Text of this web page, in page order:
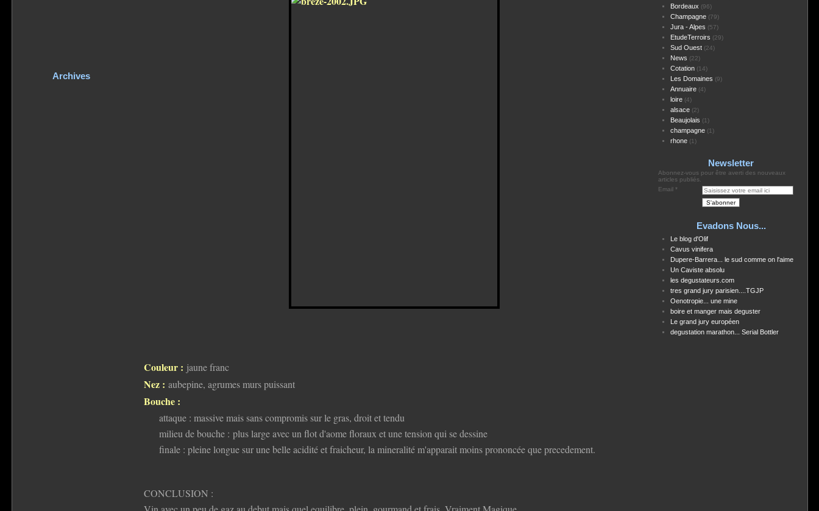
Archives
Couleur : jaune franc
Nez : aubepine, agrumes murs puissant
Bouche :
attaque : massive mais sans compromis sur le gras, droit et tendu
milieu de bouche : plus large avec un flot d'aome floraux et une tension qui se dessine
finale : pleine longue sur une belle acidité et fraicheur, la mineralité m'apparait moins prononcée que precedement.
CONCLUSION :
Bordeaux (96)
Champagne(79)
Jura - Alpes (57)
EtudeTerroirs (29)
Sud Ouest(24)
News (22)
Cotation(14)
Les Domaines (9)
Annuaire(4)
loire(4)
alsace(2)
Beaujolais (1)
champagne(1)
rhone(1)
Newsletter
Abonnez-vous pour être averti des nouveaux
articles publiés.
Email
Evadons Nous...
Le blog d'Olif
Cavus vinifera
Dupere-Barrera... le sud comme on l'aime
Un Caviste absolu
les degustateurs.com
tres grand jury parisien....TGJP
Oenotropie... une mine
boire et manger mais deguster
Le grand jury européen
degustation marathon... Serial Bottler